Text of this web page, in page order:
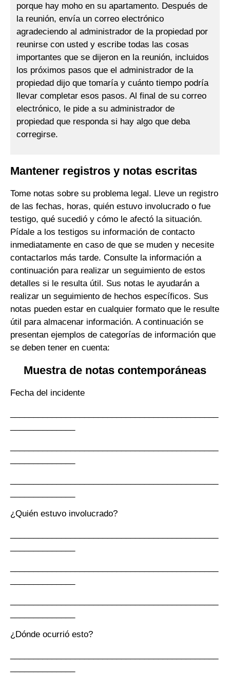
porque hay moho en su apartamento. Después de
la reunión, envía un correo electrónico
agradeciendo al administrador de la propiedad por
reunirse con usted y escribe todas las cosas
importantes que se dijeron en la reunión, incluidos
los próximos pasos que el administrador de la
propiedad dijo que tomaría y cuánto tiempo podría
llevar completar esos pasos. Al final de su correo
electrónico, le pide a su administrador de
propiedad que responda si hay algo que deba
corregirse.
Mantener registros y notas escritas
Tome notas sobre su problema legal. Lleve un registro
de las fechas, horas, quién estuvo involucrado o fue
testigo, qué sucedió y cómo le afectó la situación.
Pídale a los testigos su información de contacto
inmediatamente en caso de que se muden y necesite
contactarlos más tarde. Consulte la información a
continuación para realizar un seguimiento de estos
detalles si le resulta útil. Sus notas le ayudarán a
realizar un seguimiento de hechos específicos. Sus
notas pueden estar en cualquier formato que le resulte
útil para almacenar información. A continuación se
presentan ejemplos de categorías de información que
se deben tener en cuenta:
Muestra de notas contemporáneas
Fecha del incidente
¿Quién estuvo involucrado?
¿Dónde ocurrió esto?